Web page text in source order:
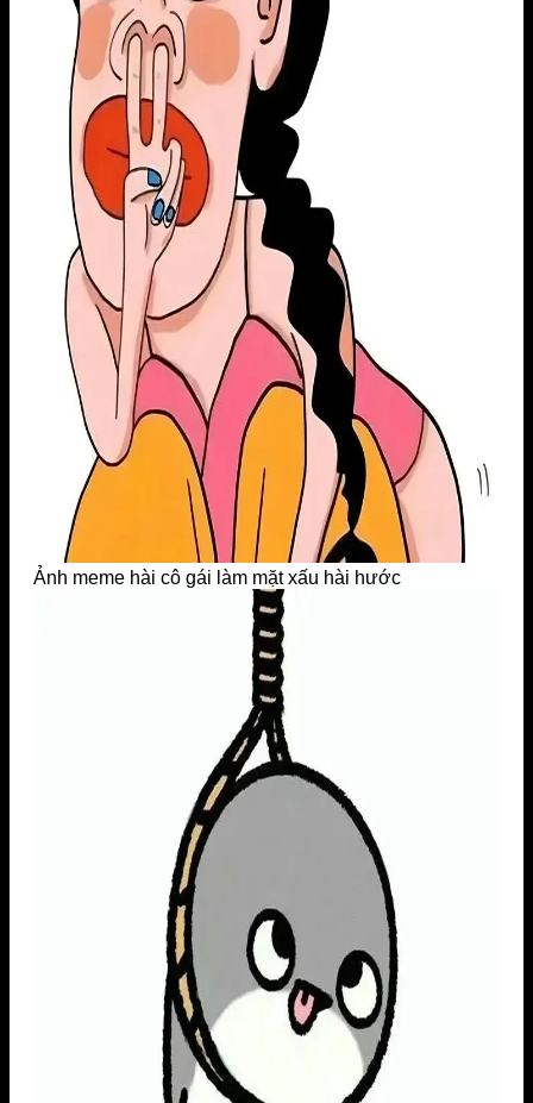
Ảnh meme hài cô gái làm mặt xấu hài hước